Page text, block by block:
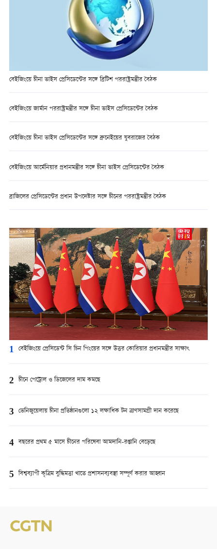
বেইজিংয়ে চীনা ভাইস প্রেসিডেন্টের সঙ্গে ব্রিটিশ পররাষ্ট্রমন্ত্রীর বৈঠক
বেইজিংয়ে জার্মান পররাষ্ট্রমন্ত্রীর সঙ্গে চীনা ভাইস প্রেসিডেন্টের বৈঠক
বেইজিংয়ে চীনা ভাইস প্রেসিডেন্টের সঙ্গে ব্রুনেইয়ের যুবরাজের বৈঠক
বেইজিংয়ে আর্মেনিয়ার প্রধানমন্ত্রীর সঙ্গে চীনা ভাইস প্রেসিডেন্টের বৈঠক
ব্রাজিলের প্রেসিডেন্টের প্রধান উপদেষ্টার সঙ্গে চীনের পররাষ্ট্রমন্ত্রীর বৈঠক
1 বেইজিংয়ে প্রেসিডেন্ট সি চিন পিংয়ের সঙ্গে উত্তর কোরিয়ার প্রধানমন্ত্রীর সাক্ষাৎ
2 চীনে পেট্রোল ও ডিজেলের দাম কমছে
3 ভেনিজুয়েলায় চীনা প্রতিষ্ঠানগুলো ১২ লক্ষাধিক টন ত্রাণসামগ্রী দান করেছে
4 বছরের প্রথম ৫ মাসে চীনের পরিষেবা আমদানি-রপ্তানি বেড়েছে
5 বিশ্বব্যাপী কৃত্রিম বুদ্ধিমত্তা খাতে প্রশাসনব্যবস্থা সম্পূর্ণ করার আহ্বান